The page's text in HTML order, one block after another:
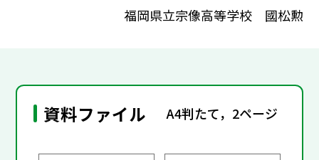
福岡県立宗像高等学校 國松勲
資料ファイル A4判たて，2ページ